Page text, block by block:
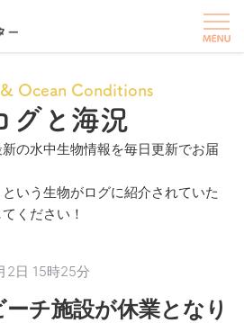
Ocean Conditions
グと海況
の水中生物情報を毎日更新でお届
という生物がログに紹介されていた
ください！
2日 15時25分
チ施設が休業となり